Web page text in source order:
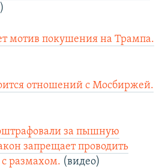
мотив покушения на Трампа.
отношений с Мосбиржей.
за пышную
запрещает проводить
размахом. (видео)